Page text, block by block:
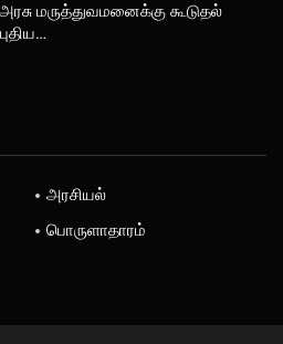
மருத்துவமனைக்கு கூடுதல்
அரசியல்
பொருளாதாரம்